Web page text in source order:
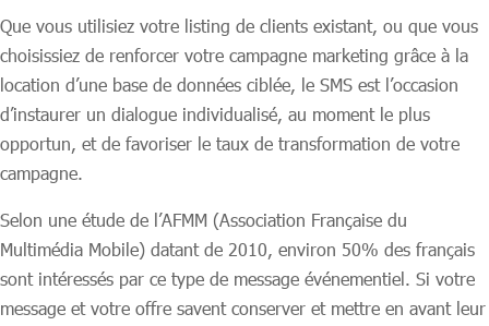
Que vous utilisiez votre listing de clients existant, ou que vous
choisissiez de renforcer votre campagne marketing grâce à la
location d’une base de données ciblée, le SMS est l’occasion
d’instaurer un dialogue individualisé, au moment le plus
opportun, et de favoriser le taux de transformation de votre
campagne.
Selon une étude de l’AFMM (Association Française du
Multimédia Mobile) datant de 2010, environ 50% des français
sont intéressés par ce type de message événementiel. Si votre
message et votre offre savent conserver et mettre en avant leur